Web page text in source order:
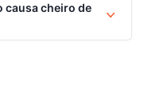
causa cheiro de